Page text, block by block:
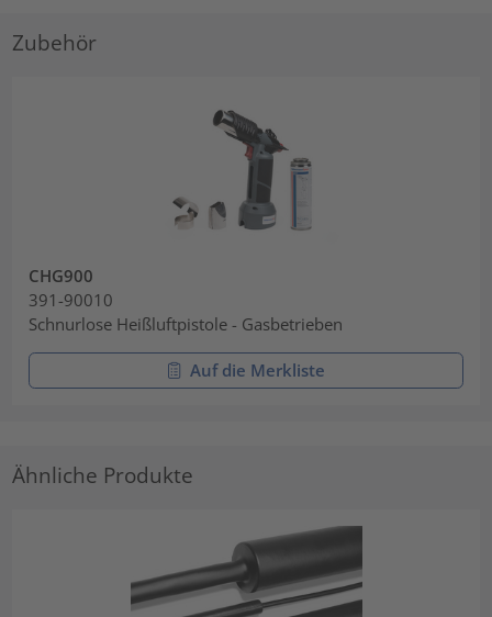
Zubehör
CHG900
391-90010
Schnurlose Heißluftpistole - Gasbetrieben
Auf die Merkliste
Ähnliche Produkte